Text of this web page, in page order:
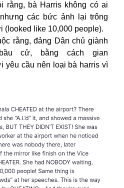
rằng, bà Harris không có ai
các bức ảnh lại trông
like 10,000 people).
rằng, đảng Dân chủ giành
cử, bằng cách gian
yêu cầu nên loại bà harris vì